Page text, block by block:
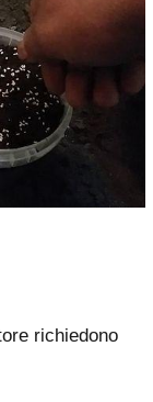
richiedono